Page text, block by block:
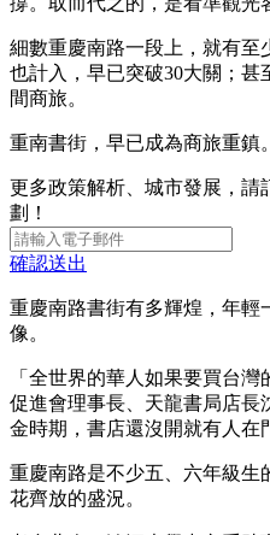
細數重慶南路一段上，就有至
也計入，早已突破30大關；
間商旅。
重南書街，早已成為商旅重鎮。
更多政策解析、城市發展，請
劃！
確認送出
重慶南路書街有多輝煌，年輕
像。
「全世界的華人如果要買台
促進會理事長、天龍書局店長
金時期，書店還沒開就有人在
重慶南路是不少五、六年級生
花齊放的盛況。